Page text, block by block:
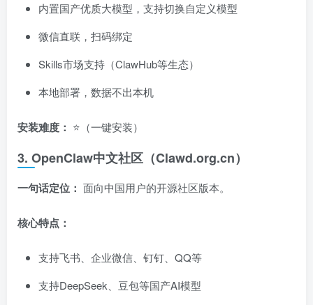
内置国产优质大模型，支持切换自定义模型
微信直联，扫码绑定
Skills市场支持（ClawHub等生态）
本地部署，数据不出本机
安装难度： ⭐（一键安装）
3. OpenClaw中文社区（Clawd.org.cn）
一句话定位： 面向中国用户的开源社区版本。
核心特点：
支持飞书、企业微信、钉钉、QQ等
支持DeepSeek、豆包等国产AI模型